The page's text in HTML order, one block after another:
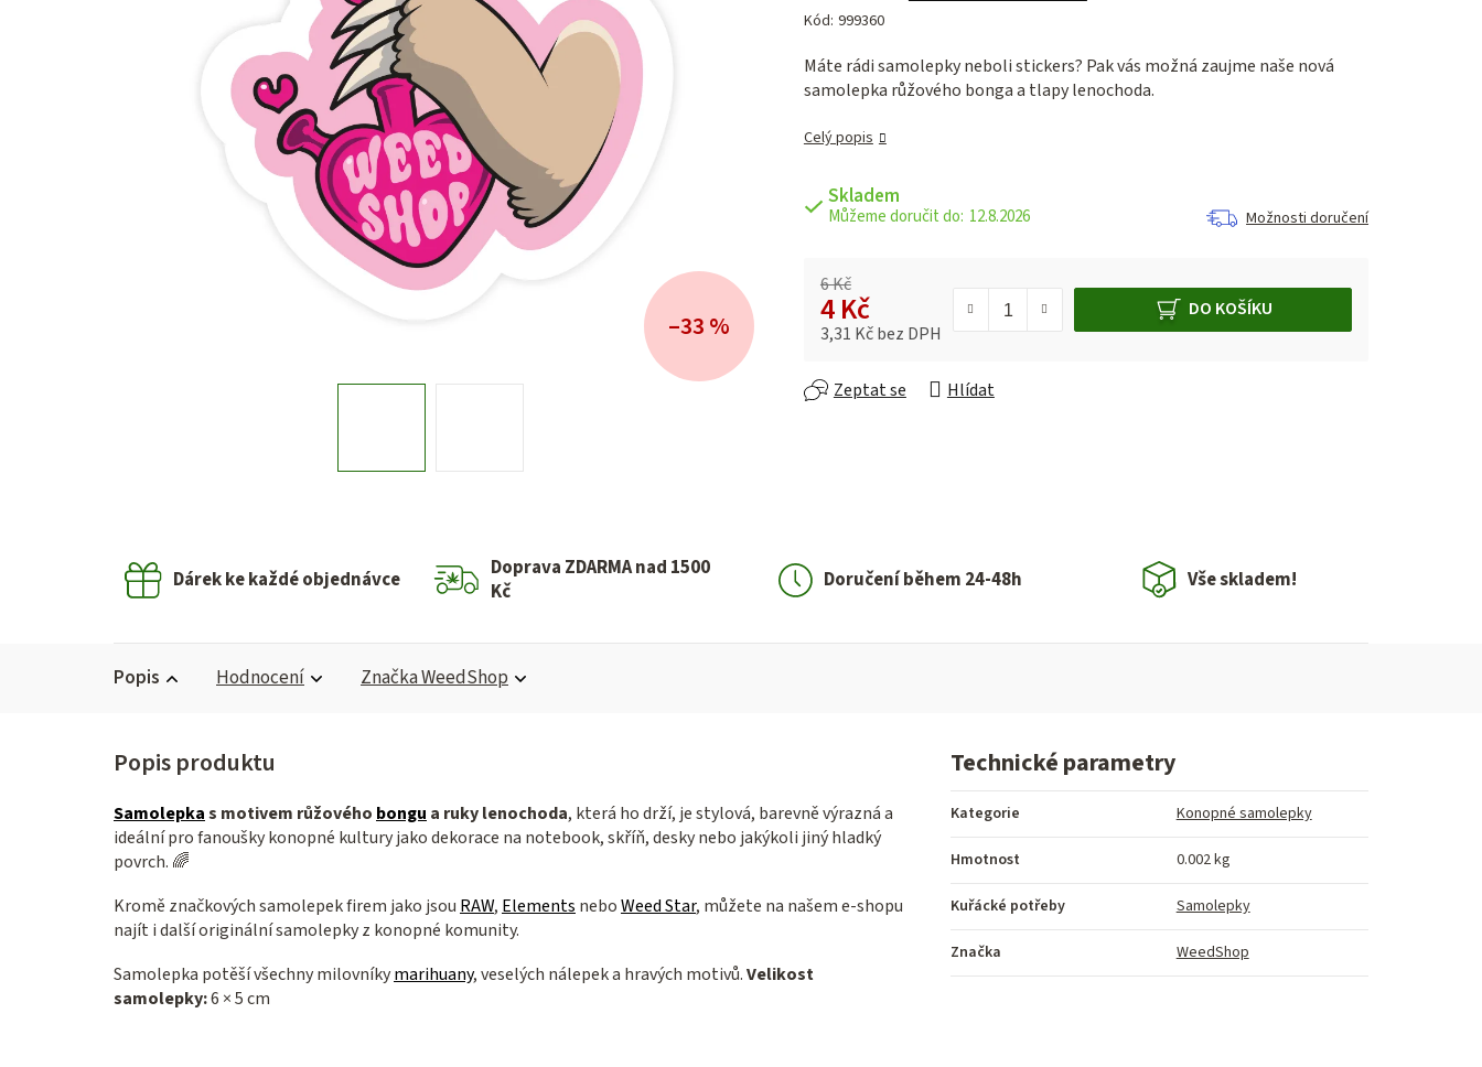
hodnocení
je
0,0
hvězdiček.
Kód: 999360
Máte rádi samolepky neboli stickers? Pak vás možná zaujme naše nová
samolepka růžového bonga a tlapy lenochoda.
Celý popis
Skladem
12.8.2026 Možnosti doručení
6 Kč
4 Kč
3,31 Kč bez DPH
DO KOŠÍKU
Zeptat se Hlídat
–33 %
Dárek ke každé objednávce
Doprava ZDARMA nad 1500
Kč
Doručení během 24-48h Vše skladem!
Popis Hodnocení ZnačkaWeedShop
Samolepkas motivem růžového bongu a ruky lenochoda, která ho drží, je stylová, barevně výrazná a
ideální pro fanoušky konopné kultury jako dekorace na notebook, skříň, desky nebo jakýkoli jiný hladký
povrch. 🌈
Kromě značkových samolepek firem jako jsou RAW, Elements neboWeed Star, můžete na našem e‑shopu
najít i další originální samolepky z konopné komunity.
Samolepka potěší všechny milovníkymarihuany, veselých nálepek a hravých motivů.Velikost
samolepky:6 × 5 cm
Technické parametry
Kategorie Konopné samolepky
Hmotnost 0.002 kg
Kuřácké potřeby Samolepky
Značka WeedShop